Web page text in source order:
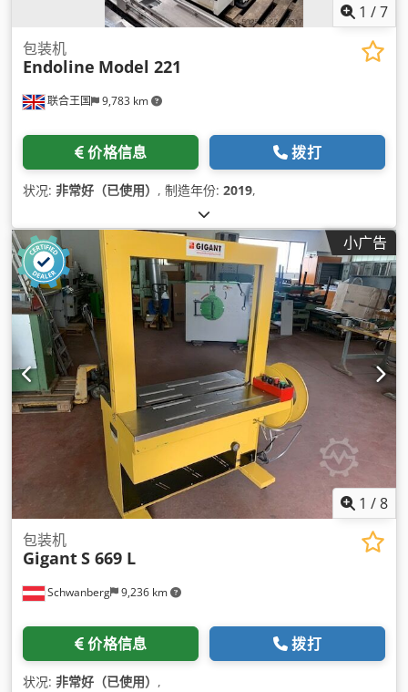
1 /7
联合王国 9,783 km
包装机
Endoline Model 221
价格信息 拨打
状况: 非常好（已使用） , 制造年份: 2019,
小广告
1 /8
Schwanberg 9,236 km
包装机
GigantS 669 L
价格信息 拨打
状况: 非常好（已使用） ,